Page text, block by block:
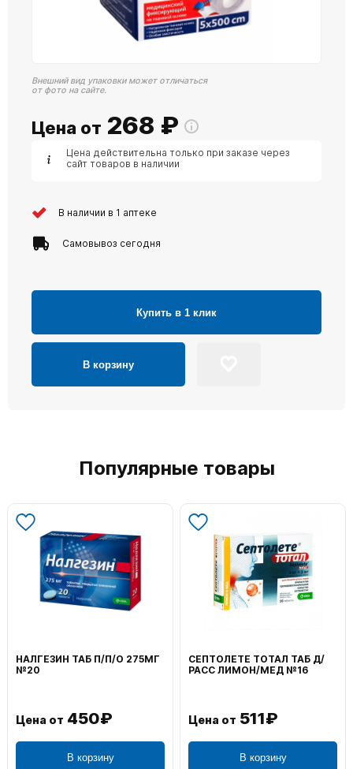
Внешний вид упаковки может отличаться
от фото на сайте.
Цена от 268 ₽
Цена действительна только при заказе через
сайт товаров в наличии
В наличии в 1 аптеке
Самовывоз сегодня
Купить в 1 клик
В корзину
Популярные товары
НАЛГЕЗИН ТАБ П/П/О 275МГ
№20
Цена от 450₽
В корзину
СЕПТОЛЕТЕ ТОТАЛ ТАБ Д/
РАСС ЛИМОН/МЕД №16
Цена от 511₽
В корзину